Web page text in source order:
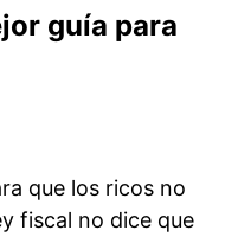
guía para
que los ricos no
fiscal no dice que